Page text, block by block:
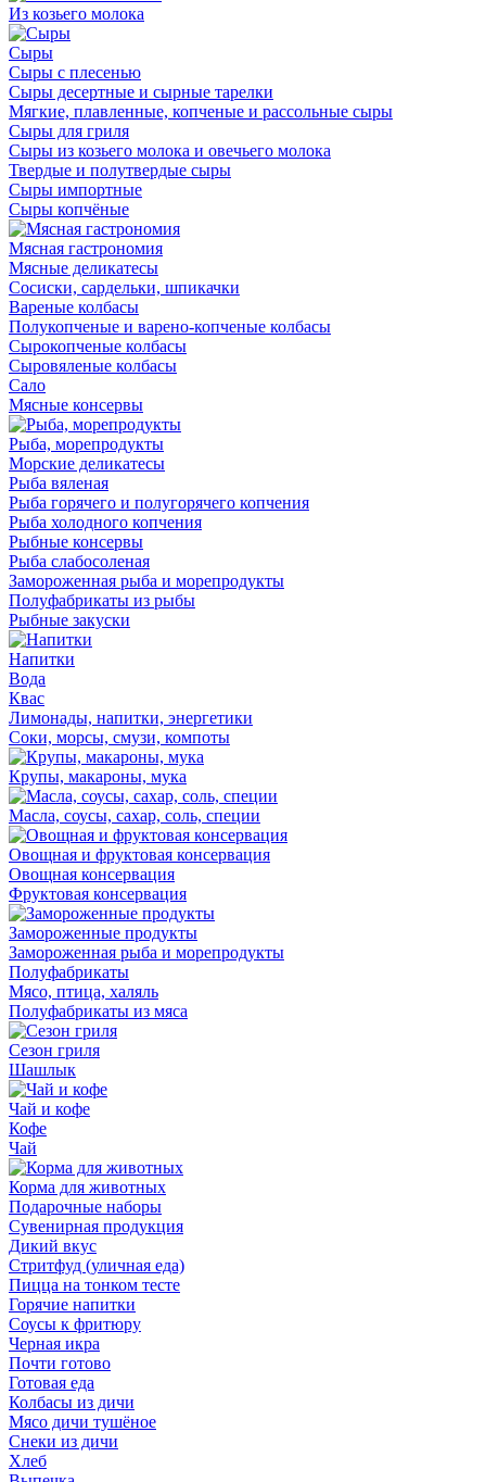
Из козьего молока
Сыры
Сыры с плесенью
Сыры десертные и сырные тарелки
Мягкие, плавленные, копченые и рассольные сыры
Сыры для гриля
Сыры из козьего молока и овечьего молока
Твердые и полутвердые сыры
Сыры импортные
Сыры копчёные
Мясная гастрономия
Мясные деликатесы
Сосиски, сардельки, шпикачки
Вареные колбасы
Полукопченые и варено-копченые колбасы
Сырокопченые колбасы
Сыровяленые колбасы
Сало
Мясные консервы
Рыба, морепродукты
Морские деликатесы
Рыба вяленая
Рыба горячего и полугорячего копчения
Рыба холодного копчения
Рыбные консервы
Рыба слабосоленая
Замороженная рыба и морепродукты
Полуфабрикаты из рыбы
Рыбные закуски
Напитки
Вода
Квас
Лимонады, напитки, энергетики
Соки, морсы, смузи, компоты
Крупы, макароны, мука
Масла, соусы, сахар, соль, специи
Овощная и фруктовая консервация
Овощная консервация
Фруктовая консервация
Замороженные продукты
Замороженная рыба и морепродукты
Полуфабрикаты
Мясо, птица, халяль
Полуфабрикаты из мяса
Сезон гриля
Шашлык
Чай и кофе
Кофе
Чай
Корма для животных
Подарочные наборы
Сувенирная продукция
Дикий вкус
Стритфуд (уличная еда)
Пицца на тонком тесте
Горячие напитки
Соусы к фритюру
Черная икра
Почти готово
Готовая еда
Колбасы из дичи
Мясо дичи тушёное
Снеки из дичи
Хлеб